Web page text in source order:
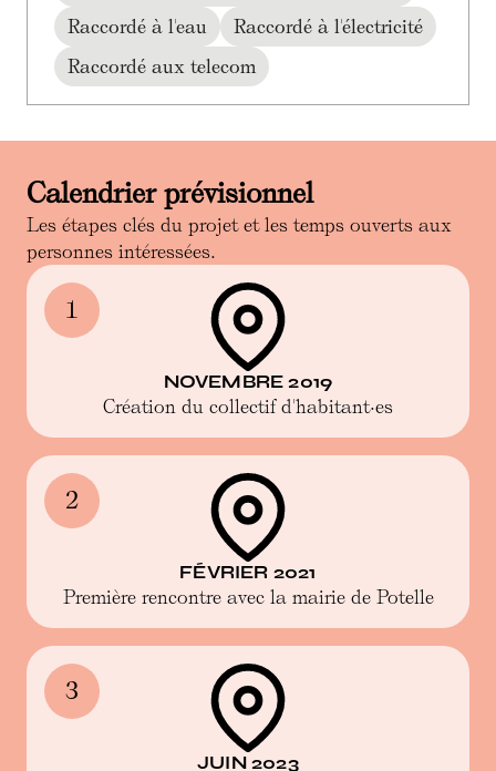
Raccordé à l'eau
Raccordé à l'électricité
Raccordé aux telecom
Calendrier prévisionnel
Les étapes clés du projet et les temps ouverts aux
personnes intéressées.
1
NOVEMBRE 2019
Création du collectif d'habitant·es
2
FÉVRIER 2021
Première rencontre avec la mairie de Potelle
3
JUIN 2023